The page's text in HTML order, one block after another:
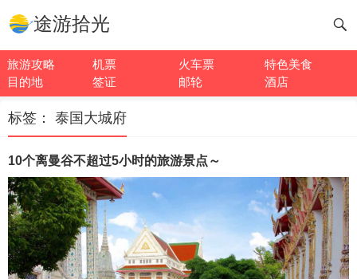
途游拾光
旅游攻略 机票 火车票
特色美食
目的地
签证 邮轮 酒店
标签： 泰国大城府
10个离曼谷不超过5小时的旅游景点～